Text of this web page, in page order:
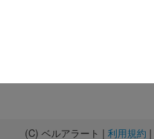
(C) ベルアラート | 利用規約 |